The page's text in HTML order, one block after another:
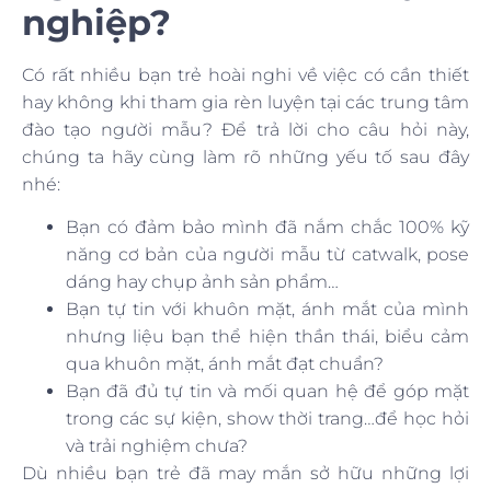
nghiệp?
Có rất nhiều bạn trẻ hoài nghi về việc có cần thiết
hay không khi tham gia rèn luyện tại các trung tâm
đào tạo người mẫu? Để trả lời cho câu hỏi này,
chúng ta hãy cùng làm rõ những yếu tố sau đây
nhé:
Bạn có đảm bảo mình đã nắm chắc 100% kỹ
năng cơ bản của người mẫu từ catwalk, pose
dáng hay chụp ảnh sản phẩm…
Bạn tự tin với khuôn mặt, ánh mắt của mình
nhưng liệu bạn thể hiện thần thái, biểu cảm
qua khuôn mặt, ánh mắt đạt chuẩn?
Bạn đã đủ tự tin và mối quan hệ để góp mặt
trong các sự kiện, show thời trang…để học hỏi
và trải nghiệm chưa?
Dù nhiều bạn trẻ đã may mắn sở hữu những lợi